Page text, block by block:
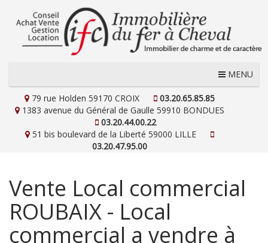
MENU
79 rue Holden 59170 CROIX
03.20.65.85.85
1383 avenue du Général de Gaulle 59910 BONDUES
03.20.44.00.22
51 bis boulevard de la Liberté 59000 LILLE
03.20.47.95.00
Vente Local commercial
ROUBAIX - Local
commercial a vendre à